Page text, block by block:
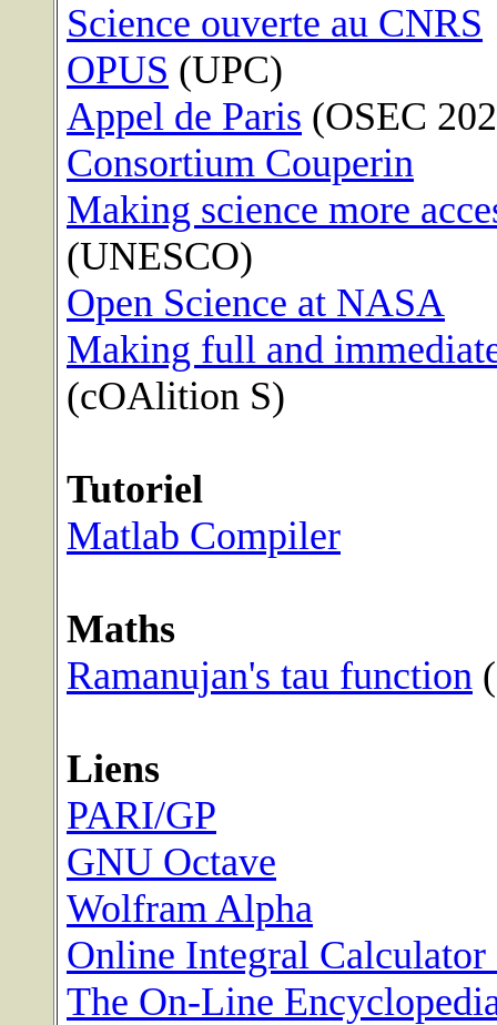
Science ouverte au CNRS
OPUS (UPC)
Appel de Paris (OSEC
Consortium Couperin
Making science more
(UNESCO)
Open Science at NASA
Making full and
(cOAlition S)
Tutoriel
Matlab Compiler
Maths
Ramanujan's tau function
Liens
PARI/GP
GNU Octave
Wolfram Alpha
Online Integral
The On-Line